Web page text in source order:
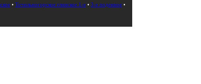
• Точильногорское глинское 1-е • 3-е поденное •